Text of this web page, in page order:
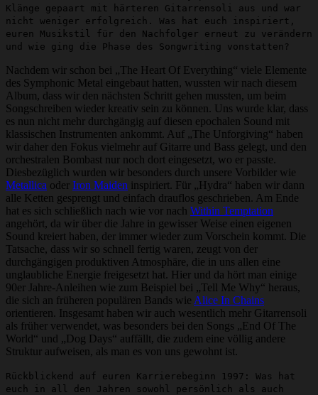
Klänge gepaart mit härteren Gitarrensoli aus und war
nicht weniger erfolgreich. Was hat euch inspiriert,
euren Musikstil für den Nachfolger erneut zu verändern
und wie ging die Phase des Songwriting vonstatten?
Nachdem wir schon bei „The Heart Of Everything“ viele Elemente
des Symphonic Metal eingebaut hatten, wussten wir nach diesem
Album, dass wir den nächsten Schritt gehen mussten, um beim
Songschreiben wieder kreativ sein zu können. Uns wurde klar, dass
es nun nicht mehr durchgängig auf diesen epochalen Sound mit
klassischen Instrumenten ankommt. Auf „The Unforgiving“ haben
wir daher den Fokus vielmehr auf Gitarre und Bass gelegt, und den
orchestralen Bombast nur noch dort eingesetzt, wo er passte.
Diesbezüglich wurden wir besonders durch unsere Vorbilder wie
Metallica oder Iron Maiden inspiriert. Für „Hydra“ haben wir dann
alle Ketten gesprengt und einfach drauflos geschrieben. Am Ende
hat es sich schließlich nach wie vor nach Within Temptation
angehört, da wir über die Jahre in gewisser Weise einen eigenen
Sound kreiert haben, der immer wieder zum Vorschein kommt. Die
Tatsache, dass wir so schnell fertig waren, zeugt von der
durchgängigen produktiven Atmosphäre, die in uns allen eine
unglaubliche Energie freigesetzt hat. Hier und da hört man einige
90er Jahre-Anleihen wie zum Beispiel bei „Tell Me Why“ heraus,
die sich an früheren populären Bands wie Alice In Chains
orientieren. Insgesamt haben wir auch wesentlich mehr Gitarrensoli
als früher verwendet, was besonders bei den Songs „End Of The
World“ und „Dog Days“ auffällt, die zudem eine völlig andere
Struktur aufweisen, als man es von uns gewohnt ist.
Rückblickend auf euren Karrierebeginn 1997: Was hat
euch in all den Jahren sowohl persönlich als auch